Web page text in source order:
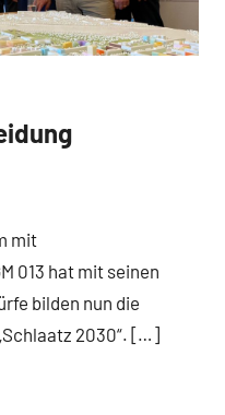
mit
013 hat mit seinen
bilden nun die
2030“. […]